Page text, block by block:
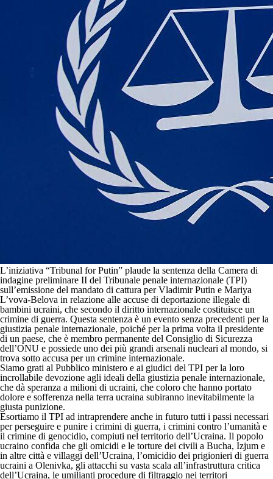
L’iniziativa “Tribunal for Putin” plaude la sentenza della Camera di
indagine preliminare II del Tribunale penale internazionale (TPI)
sull’emissione del mandato di cattura per Vladimir Putin e Mariya
L’vova-Belova in relazione alle accuse di deportazione illegale di
bambini ucraini, che secondo il diritto internazionale costituisce un
crimine di guerra. Questa sentenza è un evento senza precedenti per la
giustizia penale internazionale, poiché per la prima volta il presidente
di un paese, che è membro permanente del Consiglio di Sicurezza
dell’ONU e possiede uno dei più grandi arsenali nucleari al mondo, si
trova sotto accusa per un crimine internazionale.
Siamo grati al Pubblico ministero e ai giudici del TPI per la loro
incrollabile devozione agli ideali della giustizia penale internazionale,
che dà speranza a milioni di ucraini, che coloro che hanno portato
dolore e sofferenza nella terra ucraina subiranno inevitabilmente la
giusta punizione.
Esortiamo il TPI ad intraprendere anche in futuro tutti i passi necessari
per perseguire e punire i crimini di guerra, i crimini contro l’umanità e
il crimine di genocidio, compiuti nel territorio dell’Ucraina. Il popolo
ucraino confida che gli omicidi e le torture dei civili a Bucha, Izjum e
in altre città e villaggi dell’Ucraina, l’omicidio dei prigionieri di guerra
ucraini a Olenivka, gli attacchi su vasta scala all’infrastruttura critica
dell’Ucraina, le umilianti procedure di filtraggio nei territori